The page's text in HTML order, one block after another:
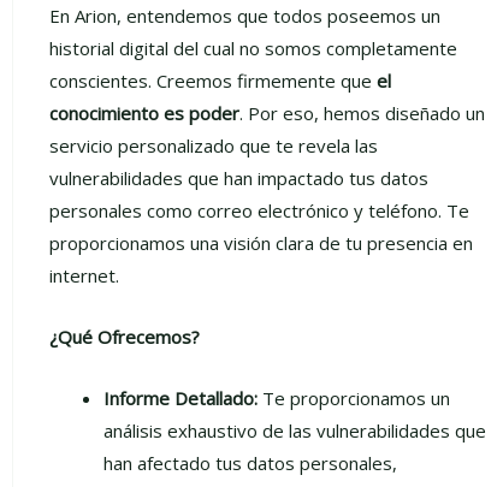
En Arion, entendemos que todos poseemos un
historial digital del cual no somos completamente
conscientes. Creemos firmemente que el
conocimiento es poder. Por eso, hemos diseñado un
servicio personalizado que te revela las
vulnerabilidades que han impactado tus datos
personales como correo electrónico y teléfono. Te
proporcionamos una visión clara de tu presencia en
internet.
¿Qué Ofrecemos?
Informe Detallado: Te proporcionamos un
análisis exhaustivo de las vulnerabilidades que
han afectado tus datos personales,